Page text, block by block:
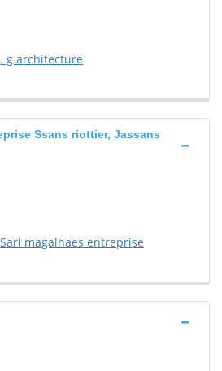
. g architecture
Ssans riottier, Jassans
Sarl magalhaes entreprise